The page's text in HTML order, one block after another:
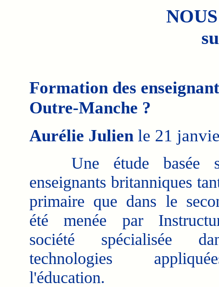
Formation des
Outre-Manche ?
Aurélie Julienle 21
Une étude basée
enseignants britanniques
primaire que dans le
été menée par
société spécialisée
technologies
l'éducation.